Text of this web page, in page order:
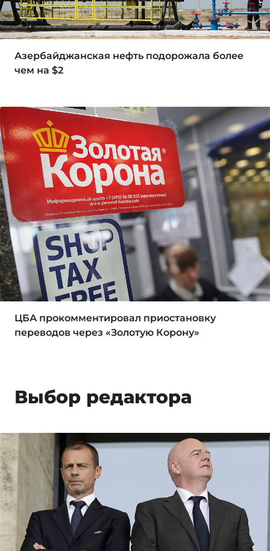
Азербайджанская нефть подорожала более
чем на $2
ЦБА прокомментировал приостановку
переводов через «Золотую Корону»
Выбор редактора